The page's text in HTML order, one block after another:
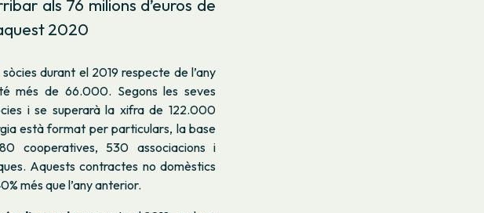
als 76 milions d’euros de
2020
durant el 2019 respecte de l’any
més de 66.000. Segons les seves
i se superarà la xifra de 122.000
està format per particulars, la base
cooperatives, 530 associacions i
Aquests contractes no domèstics
més que l’any anterior.